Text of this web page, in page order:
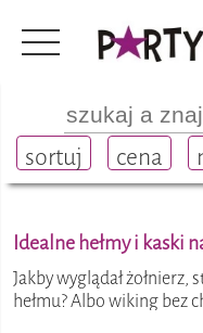
sortuj cena
Stroje i dodatki
hełmy i kaski
Idealne hełmy i kaski
Jakby wyglądał żołnierz,
hełmu? Albo wiking bez
głowie? Kiepsko! Bo